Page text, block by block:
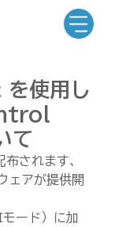
使用し
て
されます、
アが提供開
ード）に加